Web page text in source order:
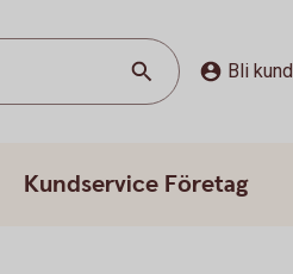
Bli kund
Kundservice Företag